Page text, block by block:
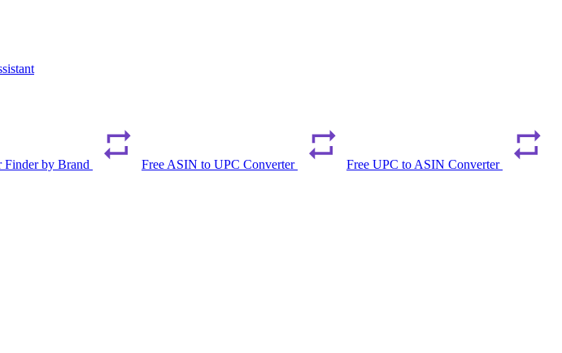
Finder by Brand Free ASIN to UPC Converter
Free UPC to ASIN Converter